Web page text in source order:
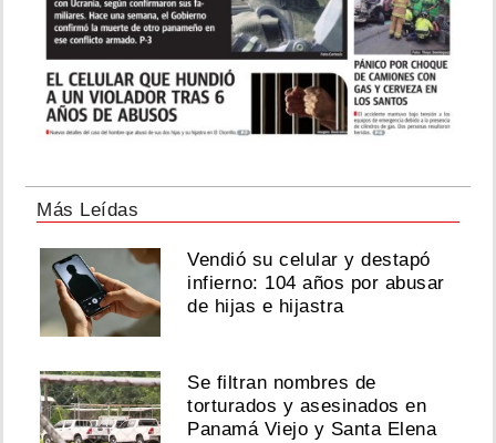
Más Leídas
Vendió su celular y destapó
infierno: 104 años por abusar
de hijas e hijastra
Se filtran nombres de
torturados y asesinados en
Panamá Viejo y Santa Elena